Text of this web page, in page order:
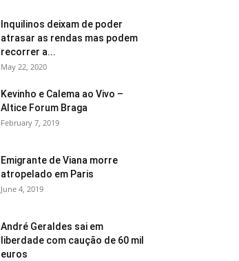
Inquilinos deixam de poder
atrasar as rendas mas podem
recorrer a...
May 22, 2020
Kevinho e Calema ao Vivo –
Altice Forum Braga
February 7, 2019
Emigrante de Viana morre
atropelado em Paris
June 4, 2019
André Geraldes sai em
liberdade com caução de 60 mil
euros